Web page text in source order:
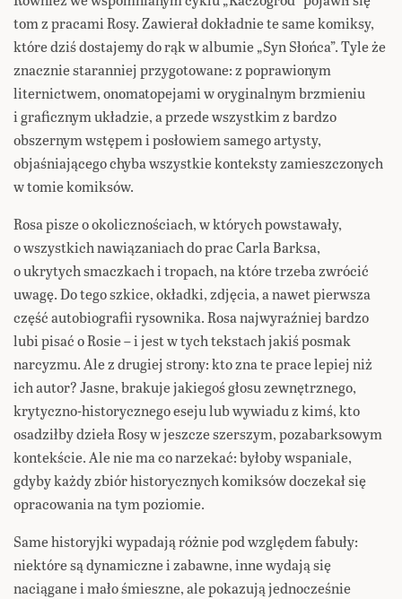
tom z pracami Rosy. Zawierał dokładnie te same komiksy,
które dziś dostajemy do rąk w albumie „Syn Słońca”. Tyle że
znacznie staranniej przygotowane: z poprawionym
liternictwem, onomatopejami w oryginalnym brzmieniu
i graficznym układzie, a przede wszystkim z bardzo
obszernym wstępem i posłowiem samego artysty,
objaśniającego chyba wszystkie konteksty zamieszczonych
w tomie komiksów.
Rosa pisze o okolicznościach, w których powstawały,
o wszystkich nawiązaniach do prac Carla Barksa,
o ukrytych smaczkach i tropach, na które trzeba zwrócić
uwagę. Do tego szkice, okładki, zdjęcia, a nawet pierwsza
część autobiografii rysownika. Rosa najwyraźniej bardzo
lubi pisać o Rosie – i jest w tych tekstach jakiś posmak
narcyzmu. Ale z drugiej strony: kto zna te prace lepiej niż
ich autor? Jasne, brakuje jakiegoś głosu zewnętrznego,
krytyczno-historycznego eseju lub wywiadu z kimś, kto
osadziłby dzieła Rosy w jeszcze szerszym, pozabarksowym
kontekście. Ale nie ma co narzekać: byłoby wspaniale,
gdyby każdy zbiór historycznych komiksów doczekał się
opracowania na tym poziomie.
Same historyjki wypadają różnie pod względem fabuły:
niektóre są dynamiczne i zabawne, inne wydają się
naciągane i mało śmieszne, ale pokazują jednocześnie